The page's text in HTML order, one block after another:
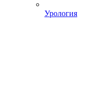
Урология